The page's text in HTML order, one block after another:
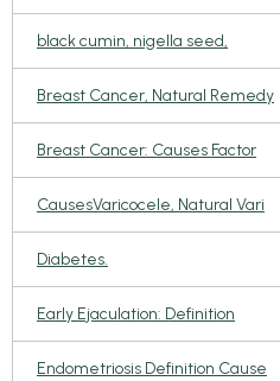
black cumin, nigella seed,
Breast Cancer, Natural Remedy
Breast Cancer: Causes Factor
CausesVaricocele, Natural Vari
Diabetes.
Early Ejaculation: Definition
Endometriosis Definition Cause